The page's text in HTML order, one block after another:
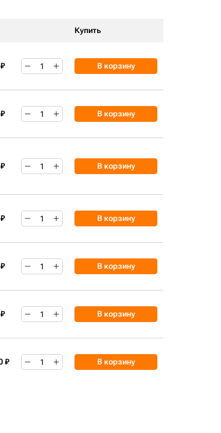
Купить
В корзину
В корзину
В корзину
В корзину
В корзину
В корзину
₽ В корзину